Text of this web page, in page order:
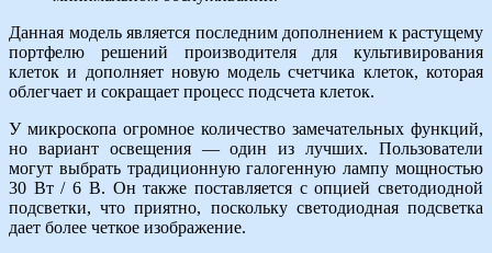
Данная модель является последним дополнением к растущему
портфелю решений производителя для культивирования
клеток и дополняет новую модель счетчика клеток, которая
облегчает и сокращает процесс подсчета клеток.
У микроскопа огромное количество замечательных функций,
но вариант освещения — один из лучших. Пользователи
могут выбрать традиционную галогенную лампу мощностью
30 Вт / 6 В. Он также поставляется с опцией светодиодной
подсветки, что приятно, поскольку светодиодная подсветка
дает более четкое изображение.